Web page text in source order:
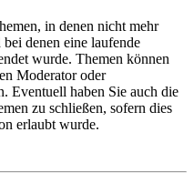
in denen nicht mehr
denen eine laufende
wurde. Themen können
Moderator oder
Eventuell haben Sie auch die
zu schließen, sofern dies
erlaubt wurde.